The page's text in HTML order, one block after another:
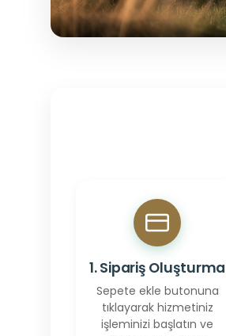
1. Sipariş Oluşturma
Sepete ekle butonuna
tıklayarak hizmetiniz
işleminizi başlatın ve